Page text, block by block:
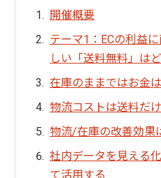
開催概要
テーマ1：ECの利益
しい「送料無料」は
在庫のままではお金
物流コストは送料だ
物流/在庫の改善効果
社内データを見える
て活用する